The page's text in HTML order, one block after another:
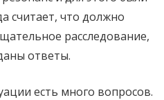
органам
считает, что должно
расследование,
ответы.
есть много вопросов.